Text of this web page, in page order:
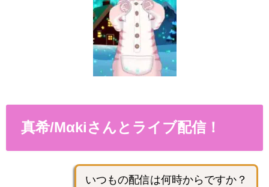
真希/Mαkiさんとライブ配信！
いつもの配信は何時からですか？